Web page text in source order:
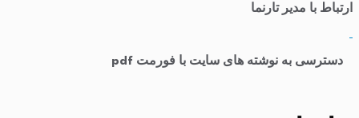
ارتباط با مدیر تارنما
دسترسی به نوشته های سایت با فورمت pdf